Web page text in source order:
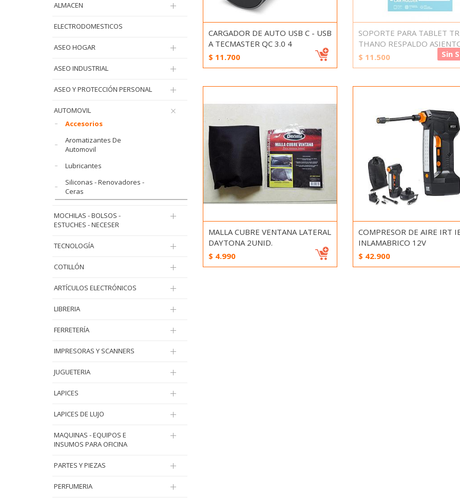
ALMACEN
ELECTRODOMESTICOS
ASEO HOGAR
ASEO INDUSTRIAL
ASEO Y PROTECCIÓN PERSONAL
AUTOMOVIL
Accesorios
Aromatizantes De
Automovil
Lubricantes
Siliconas - Renovadores -
Ceras
MOCHILAS - BOLSOS -
ESTUCHES - NECESER
TECNOLOGÍA
COTILLÓN
ARTÍCULOS ELECTRÓNICOS
LIBRERIA
FERRETERÍA
IMPRESORAS Y SCANNERS
JUGUETERIA
LAPICES
LAPICES DE LUJO
MAQUINAS - EQUIPOS E
INSUMOS PARA OFICINA
PARTES Y PIEZAS
PERFUMERIA
CARGADOR DE AUTO USB C - USB
A TECMASTER QC 3.0 4
$ 11.700
SOPORTE PARA TABLET
THANO RESPALDO
$ 11.500 Sin
MALLA CUBRE VENTANA LATERAL
DAYTONA 2UNID.
$ 4.990
COMPRESOR DE AIRE IRT
INLAMABRICO 12V
$ 42.900